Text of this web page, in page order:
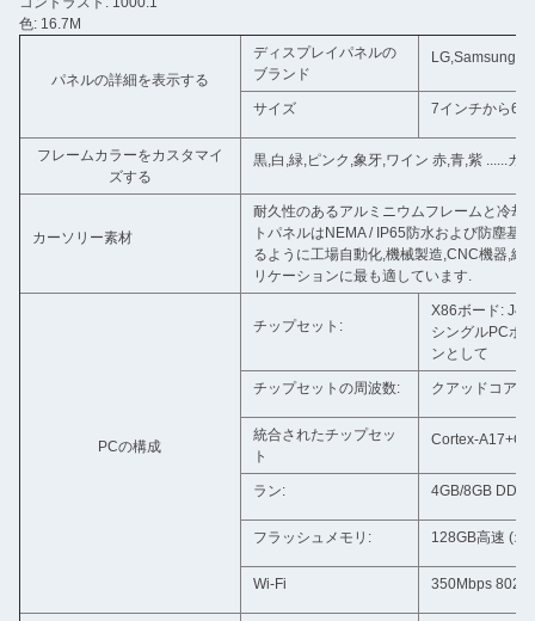
色: 16.7M
パネルの詳細を表示する
ディスプレイパネルの
ブランド
サイズ 7インチから65
フレームカラーをカスタマイ
ズする
黒,白,緑,ピンク,象牙,ワイン 赤,青,紫 ......カ
カーソリー素材
耐久性のあるアルミニウムフレームと冷却
トパネルはNEMA / IP65防水および防塵基
るように工場自動化,機械製造,CNC機器,繊
リケーションに最も適しています.
PCの構成
チップセット:
X86ボード:
シングルPCボ
ンとして
チップセットの周波数: クアッドコア
統合されたチップセッ
ト
Cortex-
ラン: 4GB/8GB
フラッシュメモリ: 128GB高速 (オ
Wi-Fi 350Mbps